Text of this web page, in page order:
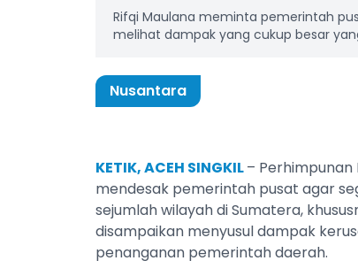
Rifqi Maulana meminta pemerintah
melihat dampak yang cukup besar
Nusantara
KETIK, ACEH SINGKIL–
mendesak pemerintah pusat agar
sejumlah wilayah di Sumatera,
disampaikan menyusul dampak
penanganan pemerintah daerah.